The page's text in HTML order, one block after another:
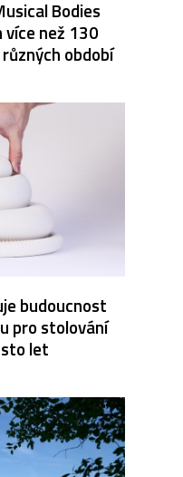
Bodies
než 130
období
budoucnost
pro stolování
let